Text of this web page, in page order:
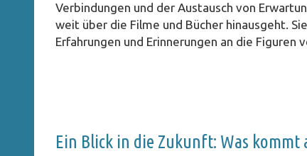
Verbindungen und der Austausch von
weit über die Filme und Bücher hinausgeht.
Erfahrungen und Erinnerungen an die Figuren
Ein Blick in die Zukunft: Was kommt